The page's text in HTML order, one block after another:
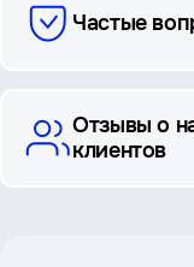
Частые
Отзывы о
клиентов